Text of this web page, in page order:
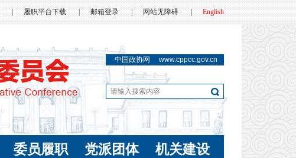
履职平台下载 | 邮箱登录 网站无障碍 | English
中国政协网 www.cppcc.gov.cn
委员履职 党派团体 机关建设